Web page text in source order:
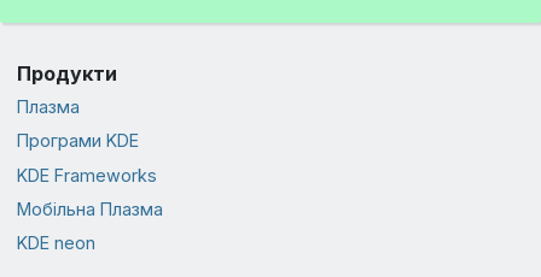
Продукти
Плазма
Програми KDE
KDE Frameworks
Мобільна Плазма
KDE neon